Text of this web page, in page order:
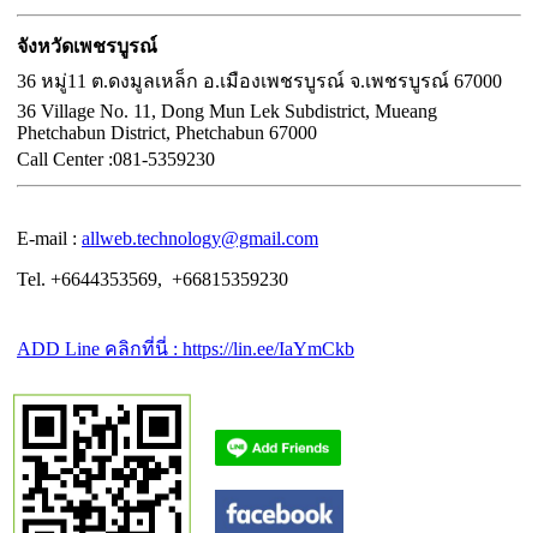
จังหวัดเพชรบูรณ์
36 หมู่11 ต.ดงมูลเหล็ก อ.เมืองเพชรบูรณ์ จ.เพชรบูรณ์ 67000
36 Village No. 11, Dong Mun Lek Subdistrict, Mueang
Phetchabun District, Phetchabun 67000
Call Center :081-5359230
E-mail : allweb.technology@gmail.com
Tel. +6644353569, +66815359230
ADD Line คลิกที่นี่ : https://lin.ee/IaYmCkb